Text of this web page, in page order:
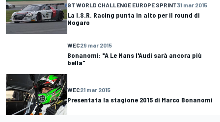
GT WORLD CHALLENGE EUROPE SPRINT31 mar 2015
La I.S.R. Racing punta in alto per il round di
Nogaro
WEC29 mar 2015
Bonanomi: "A Le Mans l'Audi sarà ancora più
bella"
WEC21 mar 2015
Presentata la stagione 2015 di Marco Bonanomi